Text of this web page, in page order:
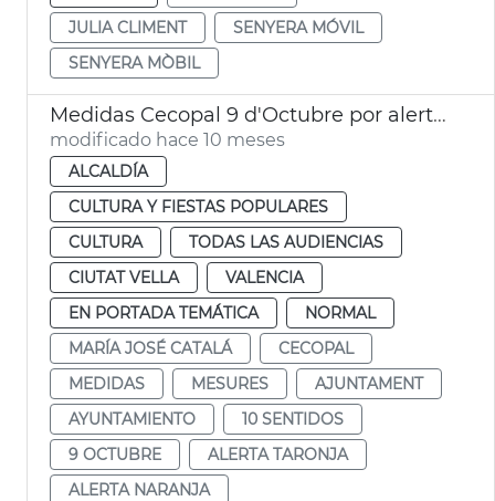
JULIA CLIMENT
SENYERA MÓVIL
SENYERA MÒBIL
Medidas Cecopal 9 d'Octubre por alerta naranja
modificado hace 10 meses
ALCALDÍA
CULTURA Y FIESTAS POPULARES
CULTURA
TODAS LAS AUDIENCIAS
CIUTAT VELLA
VALENCIA
EN PORTADA TEMÁTICA
NORMAL
MARÍA JOSÉ CATALÁ
CECOPAL
MEDIDAS
MESURES
AJUNTAMENT
AYUNTAMIENTO
10 SENTIDOS
9 OCTUBRE
ALERTA TARONJA
ALERTA NARANJA